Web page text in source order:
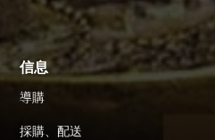
信息
導購
採購、配送